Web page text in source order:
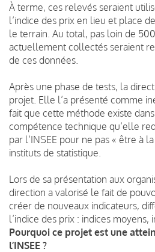
À terme, ces relevés seraient
l’indice des prix en lieu et place
le terrain. Au total, pas loin de
actuellement collectés seraient
de ces données.
Après une phase de tests, la
projet. Elle l’a présenté comme
fait que cette méthode existe
compétence technique qu’elle
par l’INSEE pour ne pas « être à
instituts de statistique.
Lors de sa présentation aux
direction a valorisé le fait de
créer de nouveaux indicateurs,
l’indice des prix : indices moyens,
Pourquoi ce projet est une
l’INSEE ?